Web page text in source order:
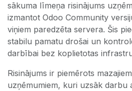
sākuma līmeņa risinājums
izmantot Odoo Community
viņiem paredzēta servera. Šis
stabilu pamatu drošai un
darbībai bez koplietotas
Risinājums ir piemērots
uzņēmumiem, kuri uzsāk darbu